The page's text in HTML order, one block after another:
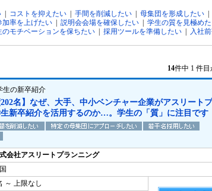
コストを抑えたい 手間を削減したい 母集団を形成したい
加率を上げたい 説明会会場を確保したい
学生の質を見極め
のモチベーションを保ちたい 採用ツールを準備したい 入社
14件中 1 件
の新卒紹介
202名】なぜ、大手、中小ベンチャー企業がアスリート
新卒紹介を活用するのか…。学生の「質」に注目です
会社アスリートプランニング
～ 上限なし